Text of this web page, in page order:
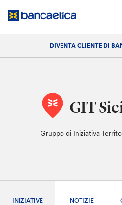
DIVENTA CLIENTE DI
GIT
Gruppo di Iniziativa
INIZIATIVE NOTIZIE